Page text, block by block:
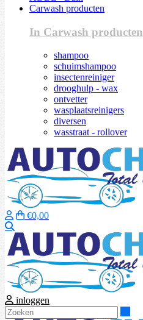
Carwash producten
In Carwash producten
shampoo
schuimshampoo
insectenreiniger
drooghulp - wax
ontvetter
wasplaatsreinigers
diversen
wasstraat - rollover
€0,00
inloggen